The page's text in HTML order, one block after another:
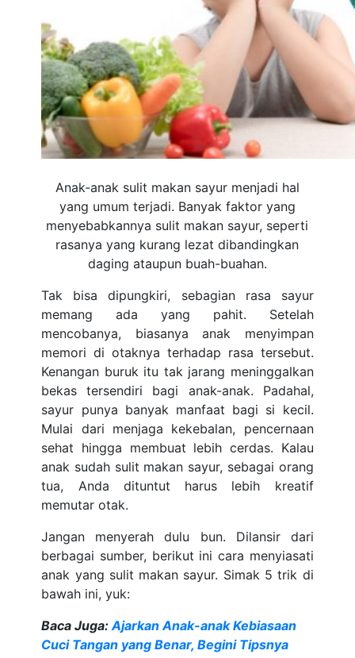
Anak-anak sulit makan sayur menjadi hal
yang umum terjadi. Banyak faktor yang
menyebabkannya sulit makan sayur, seperti
rasanya yang kurang lezat dibandingkan
daging ataupun buah-buahan.
Tak bisa dipungkiri, sebagian rasa sayur
memang ada yang pahit. Setelah
mencobanya, biasanya anak menyimpan
memori di otaknya terhadap rasa tersebut.
Kenangan buruk itu tak jarang meninggalkan
bekas tersendiri bagi anak-anak. Padahal,
sayur punya banyak manfaat bagi si kecil.
Mulai dari menjaga kekebalan, pencernaan
sehat hingga membuat lebih cerdas. Kalau
anak sudah sulit makan sayur, sebagai orang
tua, Anda dituntut harus lebih kreatif
memutar otak.
Jangan menyerah dulu bun. Dilansir dari
berbagai sumber, berikut ini cara menyiasati
anak yang sulit makan sayur. Simak 5 trik di
bawah ini, yuk:
Baca Juga:Ajarkan Anak-anak Kebiasaan
Cuci Tangan yang Benar, Begini Tipsnya